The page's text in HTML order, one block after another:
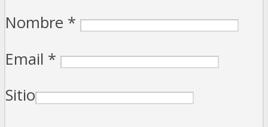
Nombre *
Email *
Sitio